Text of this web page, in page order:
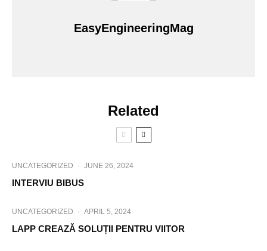
EasyEngineeringMag
Related
UNCATEGORIZED · JUNE 26, 2024
INTERVIU BIBUS
UNCATEGORIZED · APRIL 5, 2024
LAPP CREAZĂ SOLUȚII PENTRU VIITOR